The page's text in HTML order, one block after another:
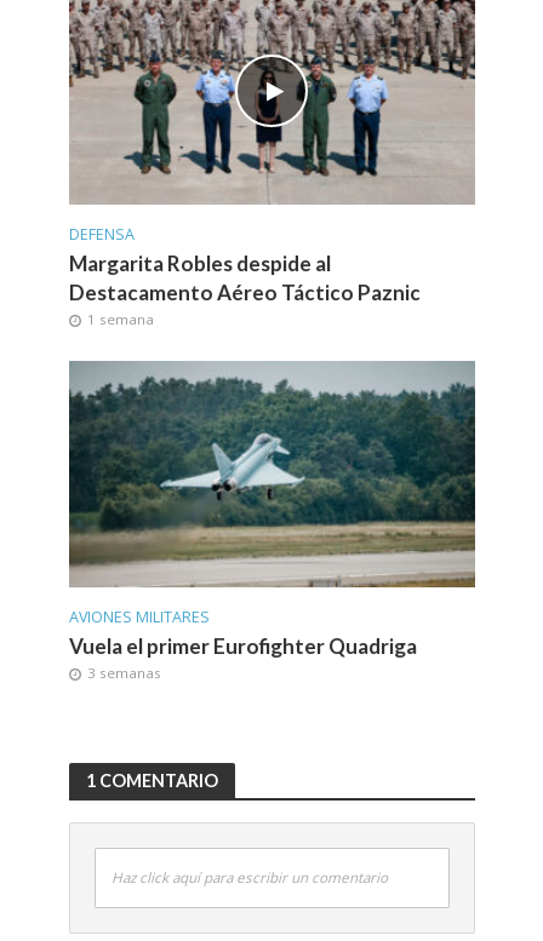
DEFENSA
Margarita Robles despide al
Destacamento Aéreo Táctico Paznic
1 semana
AVIONES MILITARES
Vuela el primer Eurofighter Quadriga
3 semanas
1 COMENTARIO
Haz click aquí para escribir un comentario